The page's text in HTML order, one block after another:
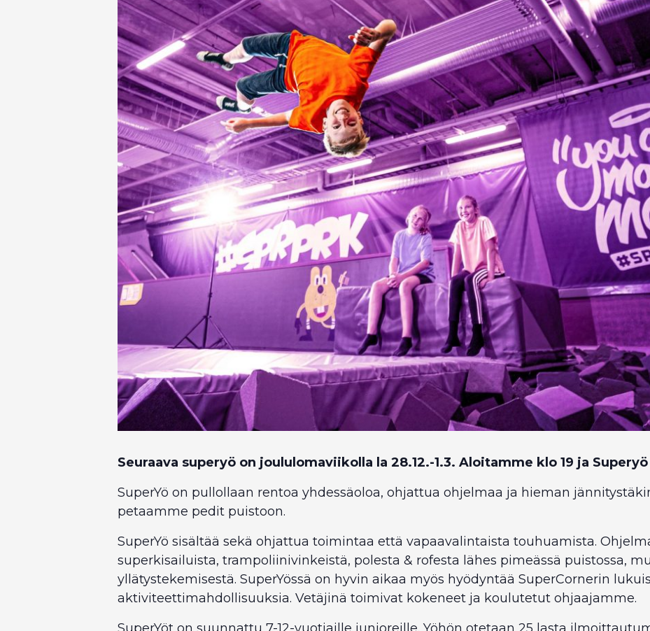
Seuraava superyö on joululomaviikolla la 28.12.-1.3. Aloitamme klo 19 ja
SuperYö on pullollaan rentoa yhdessäoloa, ohjattua ohjelmaa ja hieman
petaamme pedit puistoon.
SuperYö sisältää sekä ohjattua toimintaa että vapaavalintaista touhuamista.
superkisailuista, trampoliinivinkeistä, polesta & rofesta lähes pimeässä puistossa,
yllätystekemisestä. SuperYössä on hyvin aikaa myös hyödyntää SuperCornerin
aktiviteettimahdollisuuksia. Vetäjinä toimivat kokeneet ja koulutetut ohjaajamme.